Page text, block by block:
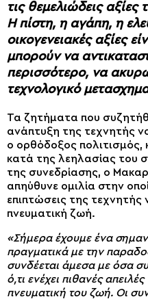
τις θεμελιώδεις
Η πίστη, η αγάπη, η
οικογενειακές αξίες
μπορούν να
περισσότερο, να
τεχνολογικό
Τα ζητήματα που
ανάπτυξη της τεχνητής
ο ορθόδοξος πολιτισμός,
κατά της λεηλασίας του
της συνεδρίασης, ο
απηύθυνε ομιλία στην
επιπτώσεις της
πνευματική ζωή.
«Σήμερα έχουμε ένα
πραγματικά με την
συνδέεται άμεσα με όσα
ό,τι ενέχει πιθανές
πνευματική του ζωή. Οι